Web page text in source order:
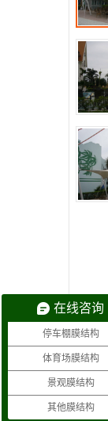
在线咨询
停车棚膜结构
体育场膜结构
景观膜结构
其他膜结构